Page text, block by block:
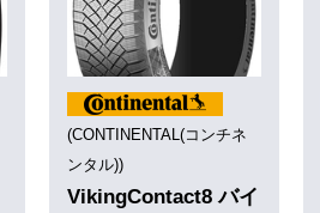
(CONTINENTAL(コンチネ
ンタル))
VikingContact8 バイ